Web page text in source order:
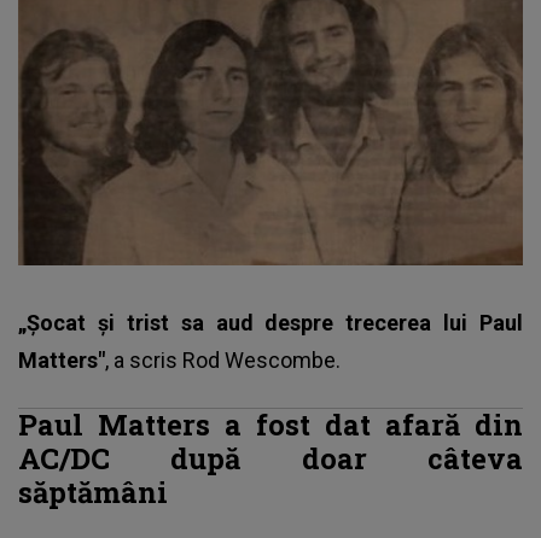
„Șocat și trist sa aud despre trecerea lui Paul
Matters", a scris Rod Wescombe.
Paul Matters a fost dat afară din
AC/DC după doar câteva
săptămâni